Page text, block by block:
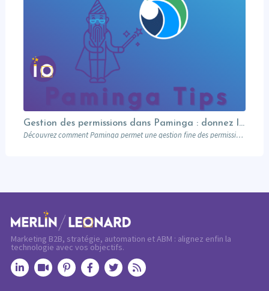
Gestion des permissions dans Paminga : donnez les bons droits aux bonnes personnes
Découvrez comment Paminga permet une gestion fine des permissions : rôles, équipes, workspaces et contrôle au niveau des champs. Sécurisez votre marketing automation.
Marketing B2B, stratégie, automation et ABM : alignez enfin la
technologie avec vos objectifs.